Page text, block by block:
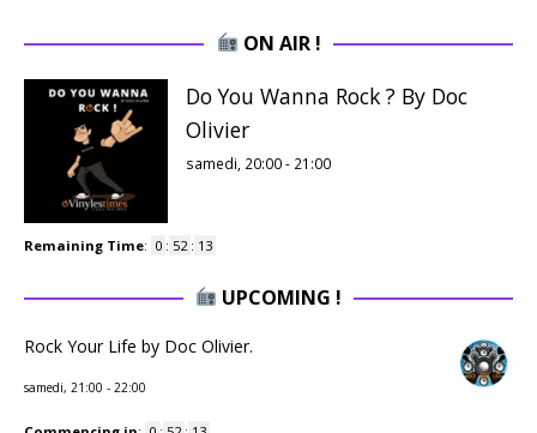
ON AIR !
Do You Wanna Rock ? By Doc
Olivier
samedi, 20:00- 21:00
Remaining Time: 0 : 52 : 12
UPCOMING !
Rock Your Life by Doc Olivier.
samedi, 21:00 - 22:00